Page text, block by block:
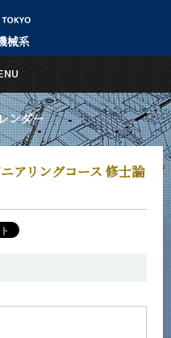
械系
ンダー
アリングコース 修士論
English